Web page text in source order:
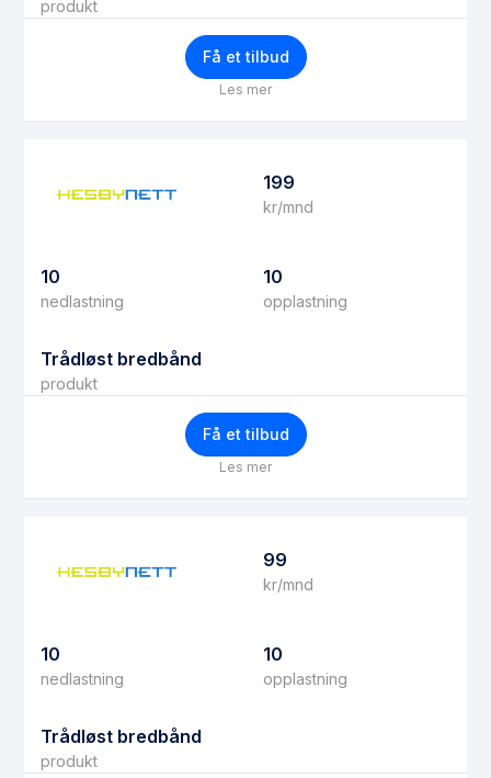
produkt
Få et tilbud
Les mer
199
kr/mnd
10
nedlastning
10
opplastning
Trådløst bredbånd
produkt
Få et tilbud
Les mer
99
kr/mnd
10
nedlastning
10
opplastning
Trådløst bredbånd
produkt